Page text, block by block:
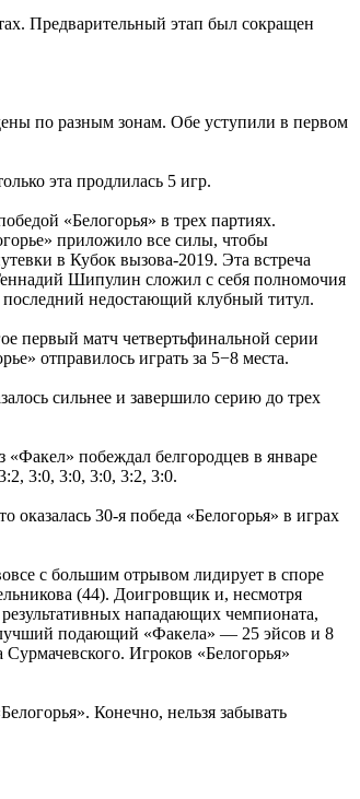
Предварительный этап был сокращен
по разным зонам. Обе уступили в первом
эта продлилась 5 игр.
«Белогорья» в трех партиях.
приложило все силы, чтобы
в Кубок вызова-2019. Эта встреча
Шипулин сложил с себя полномочия
последний недостающий клубный титул.
первый матч четвертьфинальной серии
отправилось играть за 5−8 места.
сильнее и завершило серию до трех
побеждал белгородцев в январе
3:0, 3:0, 3:0, 3:2, 3:0.
30-я победа «Белогорья» в играх
с большим отрывом лидирует в споре
(44). Доигровщик и, несмотря
нападающих чемпионата,
лучший подающий «Факела» — 25 эйсов и 8
Игроков «Белогорья»
Конечно, нельзя забывать